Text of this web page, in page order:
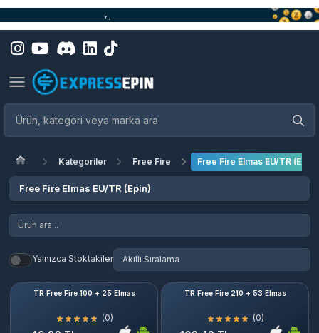
Kategoriler Free Fire Free Fire Elmas EU/TR (Epin)
Free Fire Elmas EU/TR (Epin)
Yalnızca Stoktakiler
TR Free Fire 100 + 25 Elmas
(0)
TR Free Fire 210 + 53 Elmas
(0)